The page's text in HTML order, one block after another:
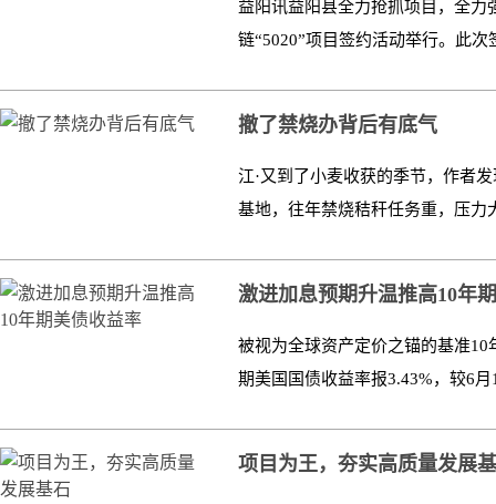
益阳讯益阳县全力抢抓项目，全
链“5020”项目签约活动举行。此
撤了禁烧办背后有底气
江·又到了小麦收获的季节，作者
基地，往年禁烧秸秆任务重，压力
激进加息预期升温推高10年
被视为全球资产定价之锚的基准
期美国国债收益率报3.43%，较6
项目为王，夯实高质量发展